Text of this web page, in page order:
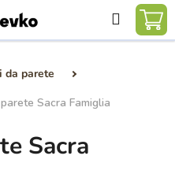
Ricerca
da parete
Sacra Famiglia
Sacra